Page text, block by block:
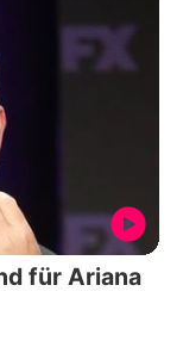
für Ariana